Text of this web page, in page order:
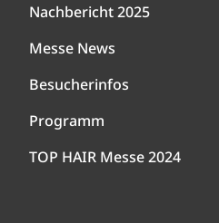
Nachbericht 2025
Messe News
Besucherinfos
Programm
TOP HAIR Messe 2024